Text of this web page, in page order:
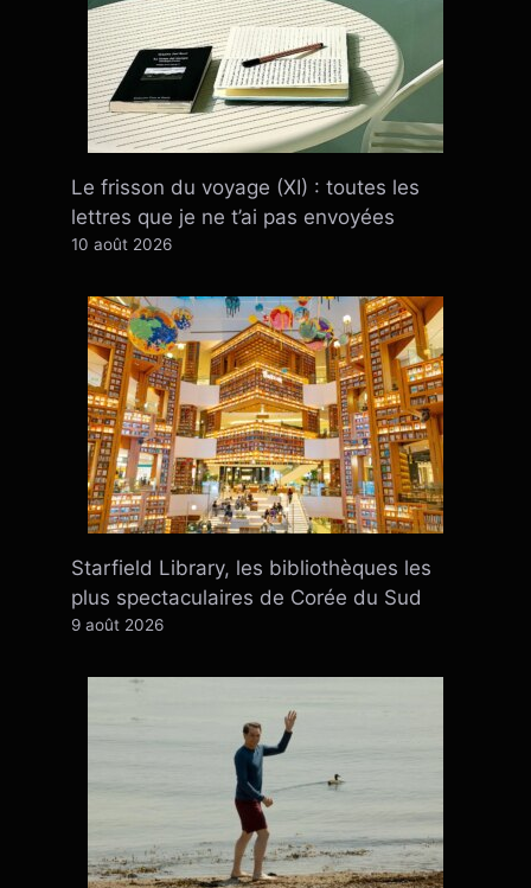
Le frisson du voyage (XI) : toutes les
lettres que je ne t’ai pas envoyées
10 août 2026
Starfield Library, les bibliothèques les
plus spectaculaires de Corée du Sud
9 août 2026